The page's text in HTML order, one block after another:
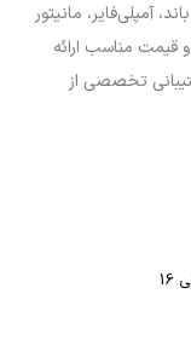
آمپلی‌فایر، مانیتور
قیمت مناسب ارائه
تخصصی از